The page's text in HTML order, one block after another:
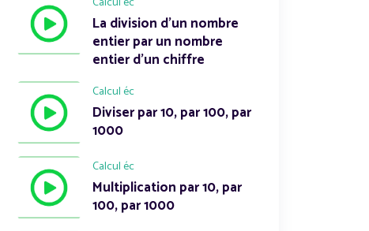
La division d'un nombre
entier par un nombre
entier d'un chiffre
Calcul éc
Diviser par 10, par 100, par
1000
Calcul éc
Multiplication par 10, par
100, par 1000